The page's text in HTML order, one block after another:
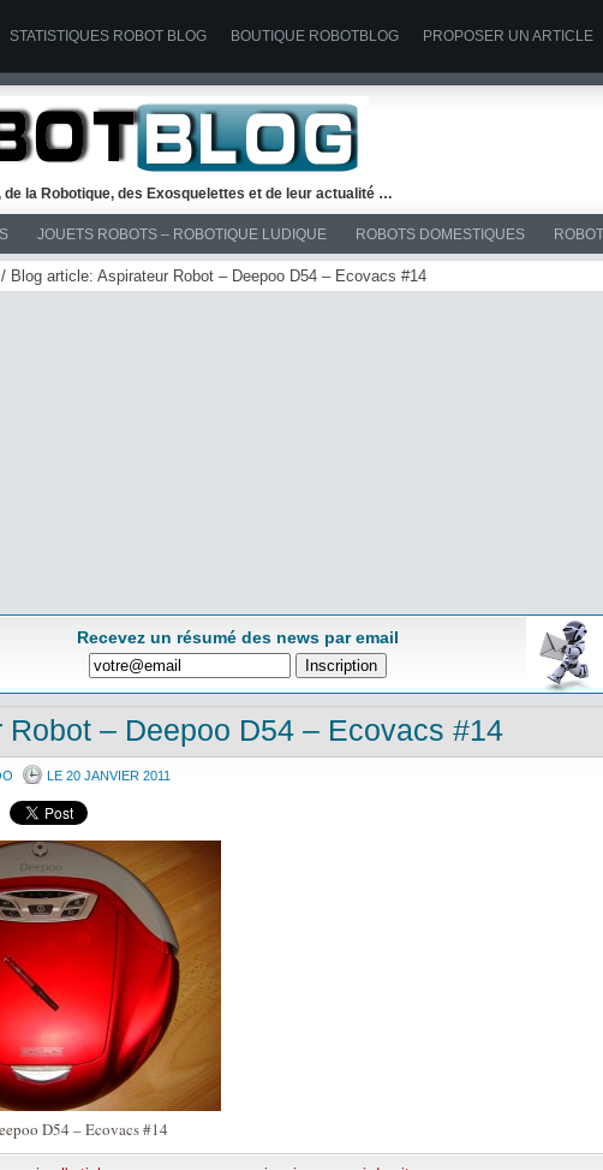
STATISTIQUES ROBOT BLOG BOUTIQUE ROBOTBLOG PROPOSER UN ARTICLE
de la Robotique, des Exosquelettes et de leur actualité …
JOUETS ROBOTS – ROBOTIQUE LUDIQUE ROBOTS DOMESTIQUES
/ Blog article: Aspirateur Robot – Deepoo D54 – Ecovacs #14
Recevez un résumé des news par email
Robot – Deepoo D54 – Ecovacs #14
LE 20 JANVIER 2011
D54 – Ecovacs #14